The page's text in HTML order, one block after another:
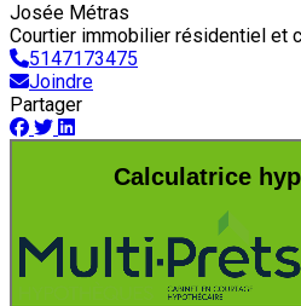
Josée Métras
Courtier immobilier résidentiel et
5147173475
Joindre
Partager
Calculatrice